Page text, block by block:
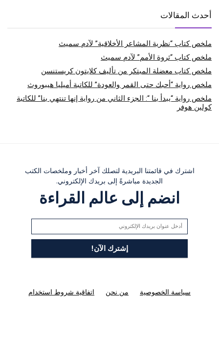
أحدث المقالات
ملخص كتاب “نظرية المشاعر الأخلاقية” لآدم سميث
ملخص كتاب “ثروة الأمم” لآدم سميث
ملخص كتاب معضلة المبتكر من تأليف كلايتون كريستنسن
ملخص رواية “أحبك حتى القمر والعودة” للكاتبة أميليا هيبوروث
ملخص رواية “يبدأ بنا “: الجزء الثاني من رواية إنها تنتهي بنا” للكاتبة
كولين هوفر
اشترك في قائمتنا البريدية لتصلك آخر أخبار وملخصات الكتب
الجديدة مباشرةً إلى بريدك الإلكتروني.
انضم إلى عالم القراءة
سياسة الخصوصية من نحن اتفاقية شروط استخدام